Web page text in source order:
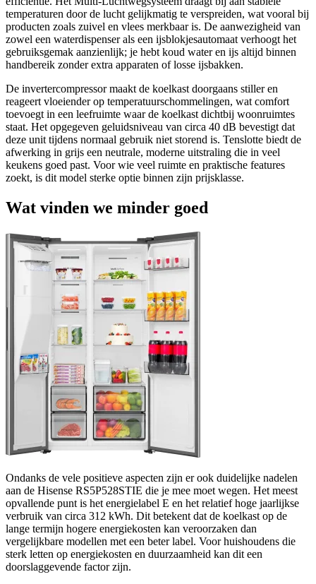
temperaturen door de lucht gelijkmatig te verspreiden, wat vooral bij
producten zoals zuivel en vlees merkbaar is. De aanwezigheid van
zowel een waterdispenser als een ijsblokjesautomaat verhoogt het
gebruiksgemak aanzienlijk; je hebt koud water en ijs altijd binnen
handbereik zonder extra apparaten of losse ijsbakken.
De invertercompressor maakt de koelkast doorgaans stiller en
reageert vloeiender op temperatuurschommelingen, wat comfort
toevoegt in een leefruimte waar de koelkast dichtbij woonruimtes
staat. Het opgegeven geluidsniveau van circa 40 dB bevestigt dat
deze unit tijdens normaal gebruik niet storend is. Tenslotte biedt de
afwerking in grijs een neutrale, moderne uitstraling die in veel
keukens goed past. Voor wie veel ruimte en praktische features
zoekt, is dit model sterke optie binnen zijn prijsklasse.
Wat vinden we minder goed
Ondanks de vele positieve aspecten zijn er ook duidelijke nadelen
aan de Hisense RS5P528STIE die je mee moet wegen. Het meest
opvallende punt is het energielabel E en het relatief hoge jaarlijkse
verbruik van circa 312 kWh. Dit betekent dat de koelkast op de
lange termijn hogere energiekosten kan veroorzaken dan
vergelijkbare modellen met een beter label. Voor huishoudens die
sterk letten op energiekosten en duurzaamheid kan dit een
doorslaggevende factor zijn.